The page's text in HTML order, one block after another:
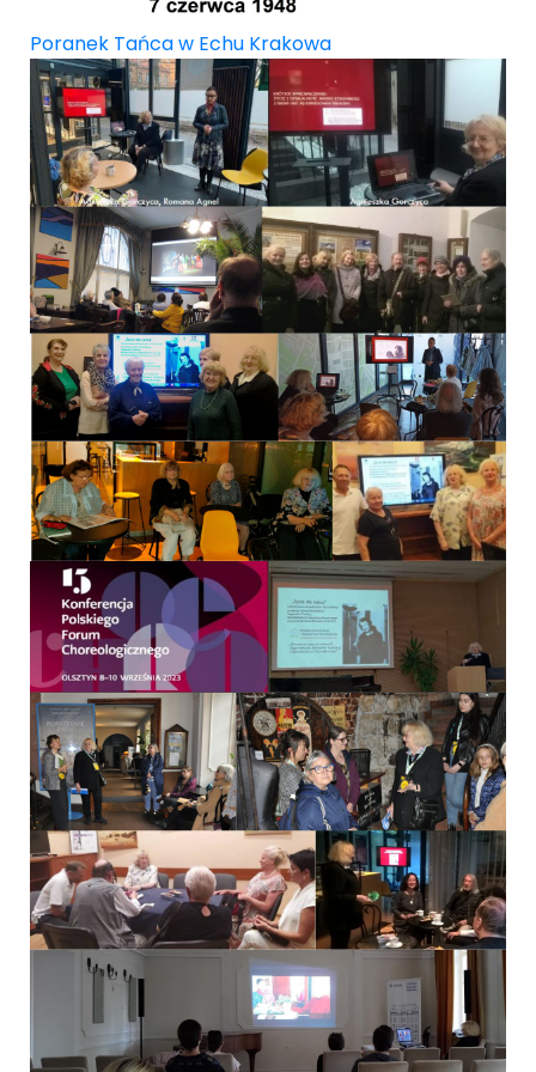
Poranek Tańca w Echu Krakowa